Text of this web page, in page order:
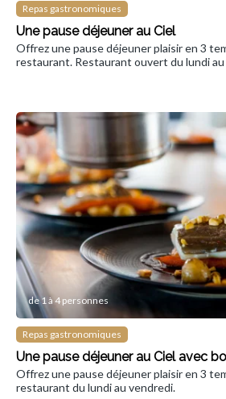
Repas gastronomiques
Une pause déjeuner au Ciel
Offrez une pause déjeuner plaisir en 3
restaurant. Restaurant ouvert du lundi
de 1 à 4 personnes
Repas gastronomiques
Une pause déjeuner au Ciel avec
Offrez une pause déjeuner plaisir en 3
restaurant du lundi au vendredi.